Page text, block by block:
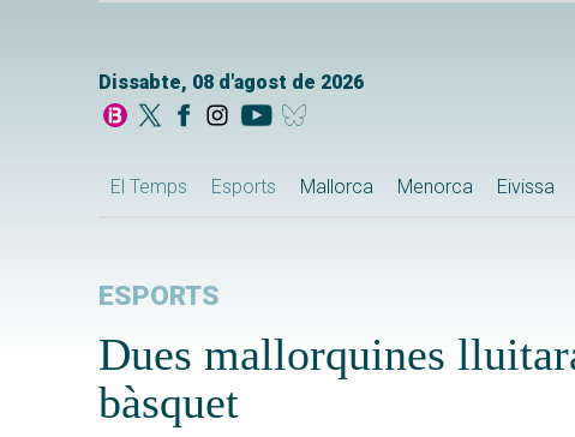
Dissabte, 08 d'agost de 2026
El Temps Esports Mallorca Menorca Eivissa
ESPORTS
Dues mallorquines
bàsquet